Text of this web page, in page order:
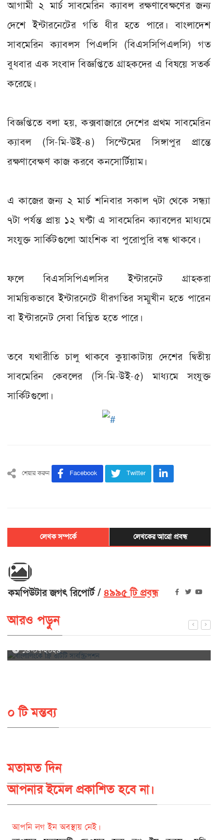
আগামী ২ মার্চ সাবমেরিন ক্যাবল রক্ষণাবেক্ষণের জন্য
দেশে ইন্টারনেটের গতি ধীর হতে পারে। বাংলাদেশ
সাবমেরিন ক্যাবলস পিএলসি (বিএসসিপিএলসি) গত
বুধবার এক সংবাদ বিজ্ঞপ্তিতে গ্রাহকদের এ বিষয়ে সতর্ক
করেছে।
বিজ্ঞপ্তিতে বলা হয়, কক্সবাজারে দেশের প্রথম সাবমেরিন
ক্যাবল (সি-মি-উই-৪) সিস্টেমের সিঙ্গাপুর প্রান্তে
রক্ষণাবেক্ষণ কাজ করবে কনসোর্টিয়াম।
এ কাজের জন্য ২ মার্চ শনিবার সকাল ৭টা থেকে সন্ধ্যা
৭টা পর্যন্ত প্রায় ১২ ঘণ্টা এ সাবমেরিন ক্যাবলের মাধ্যমে
সংযুক্ত সার্কিটগুলো আংশিক বা পুরোপুরি বন্ধ থাকবে।
ফলে বিএসসিপিএলসির ইন্টারনেট গ্রাহকরা
সাময়িকভাবে ইন্টারনেটে ধীরগতির সম্মুখীন হতে পারেন
বা ইন্টারনেট সেবা বিঘ্নিত হতে পারে।
তবে যথারীতি চালু থাকবে কুয়াকাটায় দেশের দ্বিতীয়
সাবমেরিন কেবলের (সি-মি-উই-৫) মাধ্যমে সংযুক্ত
সার্কিটগুলো।
শেয়ার করুন Facebook Twitter
লেখক সম্পর্কে লেখকের আরো প্রবন্ধ
কমপিউটার জগৎ রিপোর্ট ৪৯৯৫ টি প্রবন্ধ
আরও পড়ুন
বাংলালিংকে ফ্রি ওটিটি সাবস্ক্রিপশন
১৪-০৭-২০২৪
০ টি মন্তব্য
মতামত দিন
আপনার ইমেল প্রকাশিত হবে না।
আপনি লগ ইন অবস্থায় নেই।